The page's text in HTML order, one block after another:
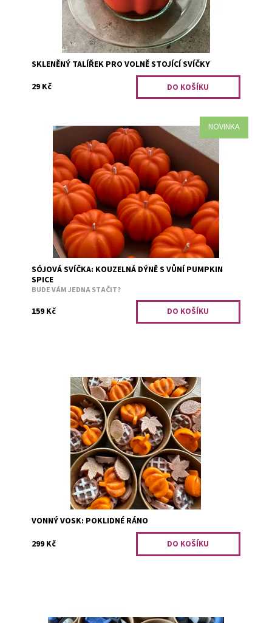
SKLENĚNÝ TALÍŘEK PRO VOLNĚ STOJÍCÍ SVÍČKY
29 Kč
NOVINKA
Dýně je synonymum pro podzim a tahle roztomilá svíčka
vám doma rozhodně nesmí chybět. Otázkou zůstává,
budete mít to odhodlání a sílu ji...
Dostupnost:
Skladem 1
2910
SÓJOVÁ SVÍČKA: KOUZELNÁ DÝNĚ S VŮNÍ PUMPKIN
SPICE
BUDE VÁM JEDNA STAČIT?
159 Kč
Za oknem šustí listí a to vykresluje dokonalou
atmosféru pro pomalé ráno. Vykouzlete si tenhle
okamžik, kdy jen budete chtít. Dýně - dýně...
Dostupnost:
Skladem 2
3148
VONNÝ VOSK: POKLIDNÉ RÁNO
299 Kč